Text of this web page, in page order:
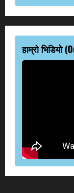
हाम्रो भिडियो